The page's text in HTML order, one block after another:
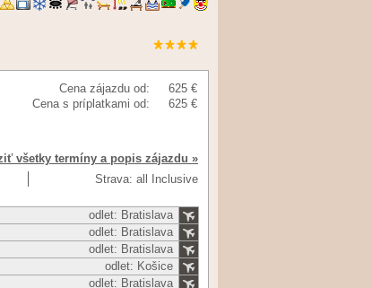
Cena zájazdu od:
625 €
Cena s príplatkami od:
625 €
všetky termíny a popis zájazdu »
Strava: all Inclusive
odlet: Bratislava
odlet: Bratislava
odlet: Bratislava
odlet: Košice
odlet: Bratislava